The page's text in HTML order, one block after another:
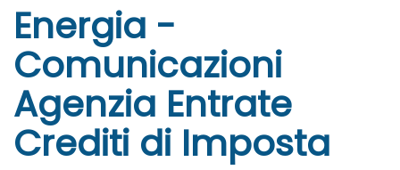
Energia -
Comunicazioni
Agenzia Entrate
Crediti di Imposta